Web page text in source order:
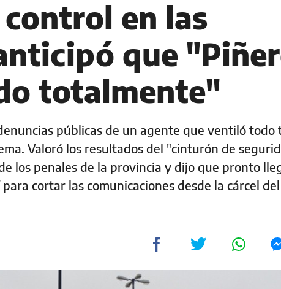
en las
que
totalmente"
públicas de un agente que ventiló todo
Valoró los resultados del "cinturón de
los penales de la provincia y dijo que pronto
cortar las comunicaciones desde la cárcel del